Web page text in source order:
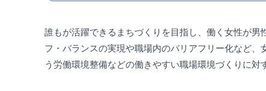
誰もが活躍できるまちづくりを目指し、働く女性が
フ・バランスの実現や職場内のバリアフリー化など
う労働環境整備などの働きやすい職場環境づくりに対